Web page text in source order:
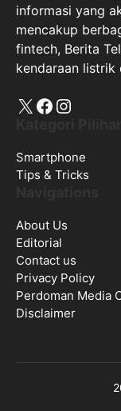
informasi yang
mencakup
fintech, Berita
kendaraan listrik
X Facebook
Smartphone
Tips & Tricks
About Us
Editorial
Contact us
Privacy Policy
Perdoman Media
Disclaimer